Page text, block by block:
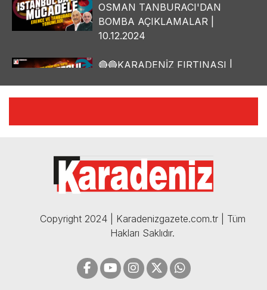
OSMAN TANBURACI'DAN
BOMBA AÇIKLAMALAR |
10.12.2024
🔴🔵KARADENİZ FIRTINASI |
🔴🔵KARADENİZ FIRTINASI |
05.12.2024
Copyright 2024 | Karadenizgazete.com.tr | Tüm
Hakları Saklıdır.